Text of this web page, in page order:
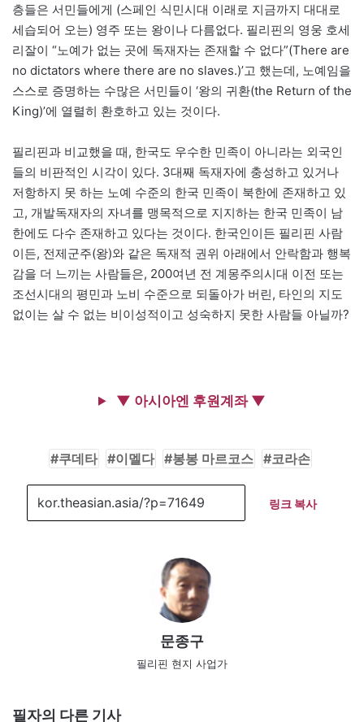
층들은 서민들에게 (스페인 식민시대 이래로 지금까지 대대로
세습되어 오는) 영주 또는 왕이나 다름없다. 필리핀의 영웅 호세
리잘이 “노예가 없는 곳에 독재자는 존재할 수 없다”(There are
no dictators where there are no slaves.)’고 했는데, 노예임을
스스로 증명하는 수많은 서민들이 ‘왕의 귀환(the Return of the
King)’에 열렬히 환호하고 있는 것이다.
필리핀과 비교했을 때, 한국도 우수한 민족이 아니라는 외국인
들의 비판적인 시각이 있다. 3대째 독재자에 충성하고 있거나
저항하지 못 하는 노예 수준의 한국 민족이 북한에 존재하고 있
고, 개발독재자의 자녀를 맹목적으로 지지하는 한국 민족이 남
한에도 다수 존재하고 있다는 것이다. 한국인이든 필리핀 사람
이든, 전제군주(왕)와 같은 독재적 권위 아래에서 안락함과 행복
감을 더 느끼는 사람들은, 200여년 전 계몽주의시대 이전 또는
조선시대의 평민과 노비 수준으로 되돌아가 버린, 타인의 지도
없이는 살 수 없는 비이성적이고 성숙하지 못한 사람들 아닐까?
▼ 아시아엔 후원계좌 ▼
쿠데타 이멜다 봉봉 마르코스 코라손
링크 복사
문종구
필리핀 현지 사업가
필자의 다른 기사